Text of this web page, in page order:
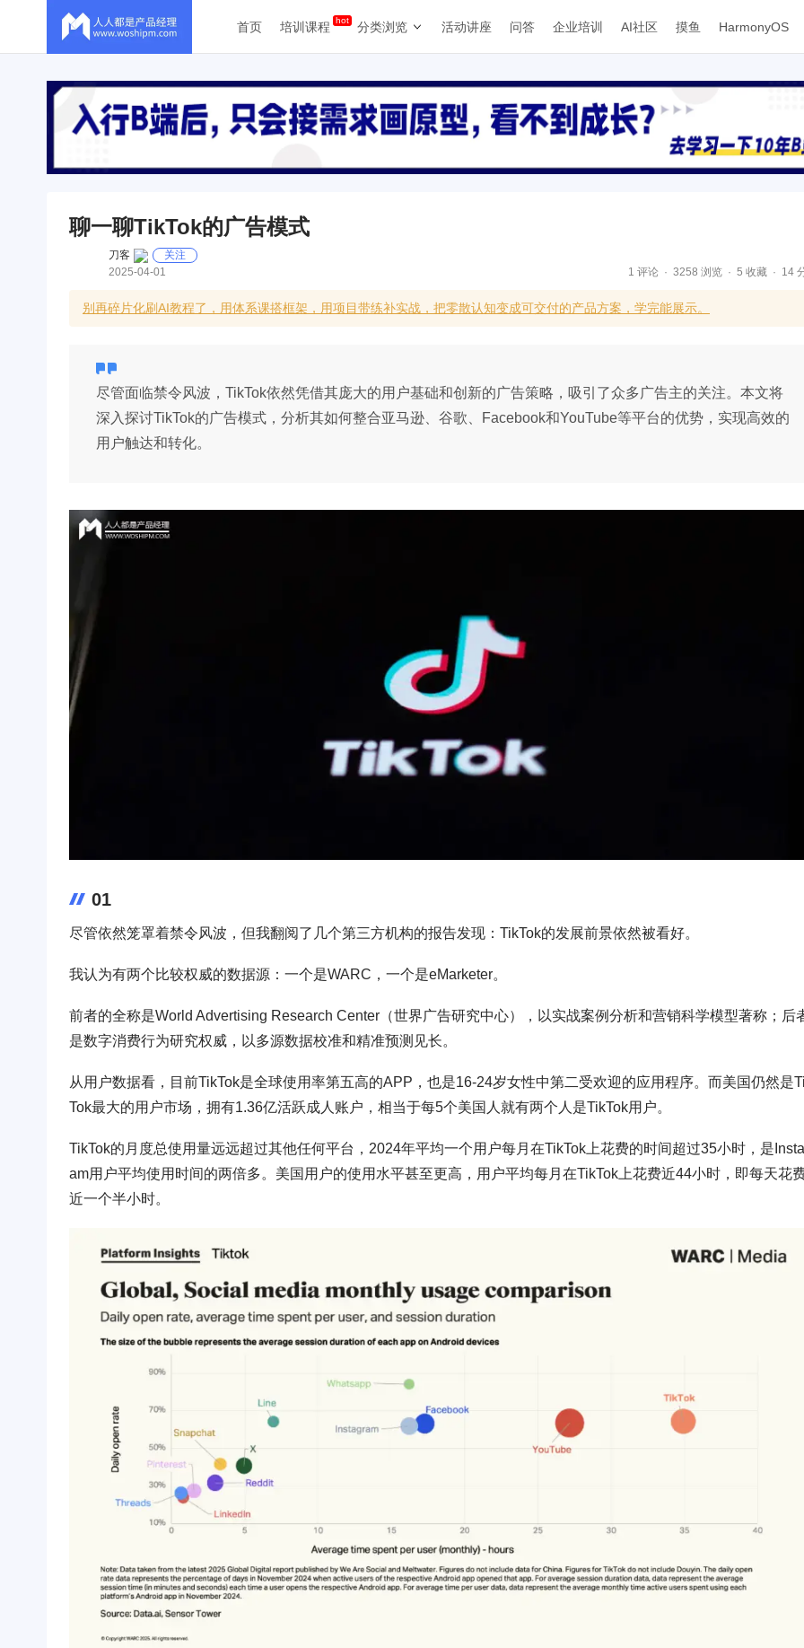
首页 培训课程 分类浏览 活动讲座 问答 企业培训 AI社区 摸鱼 HarmonyOS
聊一聊TikTok的广告模式
刀客
关注
2025-04-01
1 评论 3258 浏览 5 收藏 14
别再碎片化刷AI教程了，用体系课搭框架，用项目带练补实战，把零散认知变成可交付的产品方案，学完能展示。
尽管面临禁令风波，TikTok依然凭借其庞大的用户基础和创新的广告策略，吸引了众多广告主的关注。本文将
深入探讨TikTok的广告模式，分析其如何整合亚马逊、谷歌、Facebook和YouTube等平台的优势，实现高效的
用户触达和转化。
01
尽管依然笼罩着禁令风波，但我翻阅了几个第三方机构的报告发现：TikTok的发展前景依然被看好。
我认为有两个比较权威的数据源：一个是WARC，一个是eMarketer。
前者的全称是World Advertising Research Center（世界广告研究中心），以实战案例分析和营销科学模型著称；后
是数字消费行为研究权威，以多源数据校准和精准预测见长。
从用户数据看，目前TikTok是全球使用率第五高的APP，也是16-24岁女性中第二受欢迎的应用程序。而美国仍然是
Tok最大的用户市场，拥有1.36亿活跃成人账户，相当于每5个美国人就有两个人是TikTok用户。
TikTok的月度总使用量远远超过其他任何平台，2024年平均一个用户每月在TikTok上花费的时间超过35小时，是
am用户平均使用时间的两倍多。美国用户的使用水平甚至更高，用户平均每月在TikTok上花费近44小时，即每天花
近一个半小时。